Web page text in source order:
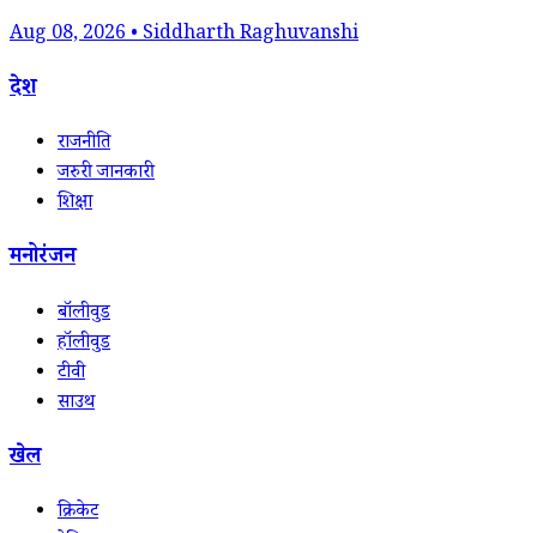
Aug 08, 2026 • Siddharth Raghuvanshi
देश
राजनीति
जरुरी जानकारी
शिक्षा
मनोरंजन
बॉलीवुड
हॉलीवुड
टीवी
साउथ
खेल
क्रिकेट